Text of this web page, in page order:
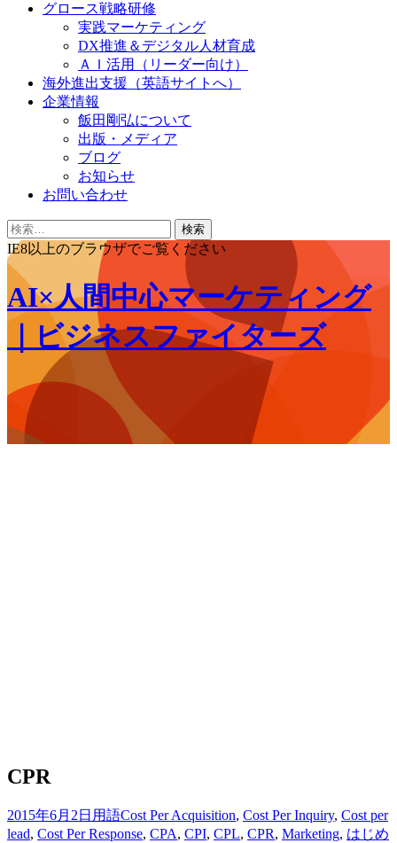
グロース戦略研修
実践マーケティング
DX推進＆デジタル人材育成
ＡＩ活用（リーダー向け）
海外進出支援（英語サイトへ）
企業情報
飯田剛弘について
出版・メディア
ブログ
お知らせ
お問い合わせ
検
索:
IE8以上のブラウザでご覧ください
AI×人間中心マーケティング
｜ビジネスファイターズ
CPR
2015年6月2日 用語Cost Per Acquisition, Cost Per Inquiry, Cost per
lead, Cost Per Response, CPA, CPI, CPL, CPR, Marketing, はじめ